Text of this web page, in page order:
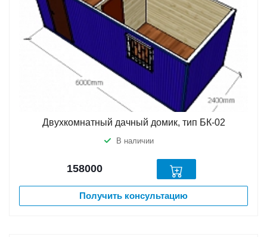
Двухкомнатный дачный домик, тип БК-02
В наличии
158000
Получить консультацию